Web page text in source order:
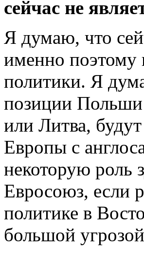
сейчас не
Я думаю, что
именно поэтому
политики. Я
позиции Польши
или Литва,
Европы с
некоторую роль
Евросоюз, если
политике в
большой